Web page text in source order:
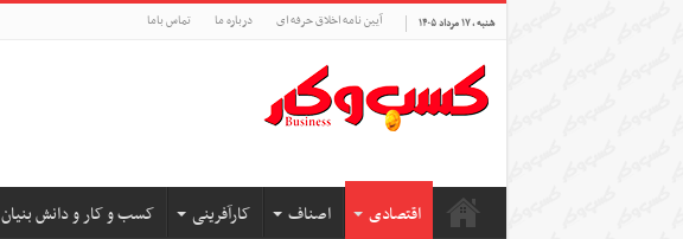
شنبه , ۱۷ مرداد ۱۴۰۵ آیین نامه اخلاق حرفه ای درباره ما تماس باما
اقتصادی اصناف کارآفرینی کسب و کار و دانش بنیان